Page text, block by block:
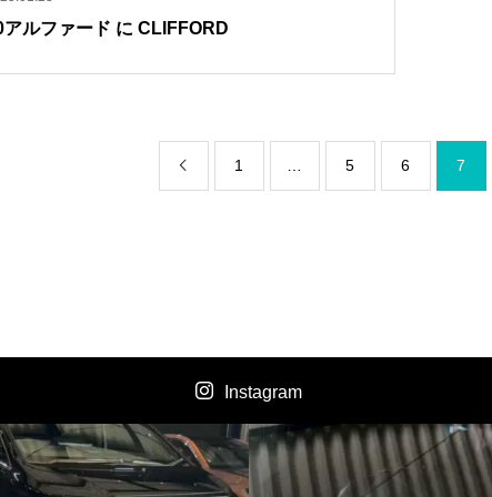
アルファード に CLIFFORD
 1 5 6 7
Instagram